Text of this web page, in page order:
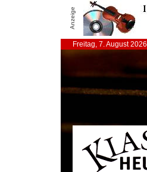
Anzeige
Freitag, 7. August 2026